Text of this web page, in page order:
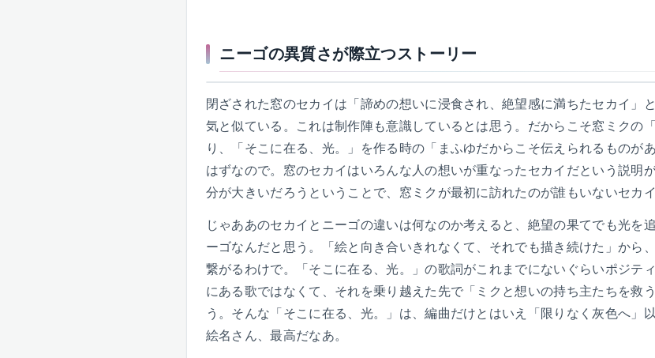
ニーゴの異質さが際立つストーリー
閉ざされた窓のセカイは「諦めの想いに浸食され、絶望感に満ちたセカイ」
気と似ている。これは制作陣も意識しているとは思う。だからこそ窓ミクの
り、「そこに在る、光。」を作る時の「まふゆだからこそ伝えられるものが
はずなので。窓のセカイはいろんな人の想いが重なったセカイだという説明
分が大きいだろうということで、窓ミクが最初に訪れたのが誰もいないセカ
じゃああのセカイとニーゴの違いは何なのか考えると、絶望の果てでも光を
ーゴなんだと思う。「絵と向き合いきれなくて、それでも描き続けた」から
繋がるわけで。「そこに在る、光。」の歌詞がこれまでにないぐらいポジテ
にある歌ではなくて、それを乗り越えた先で「ミクと想いの持ち主たちを救
う。そんな「そこに在る、光。」は、編曲だけとはいえ「限りなく灰色へ」
絵名さん、最高だなあ。